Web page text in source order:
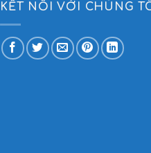
KẾT NỐI VỚI CHÚNG